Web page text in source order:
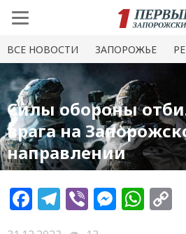
ВСЕ НОВОСТИ ЗАПОРОЖЬЕ
Силы обороны
врага на
направлении
Facebook
Telegram
Viber